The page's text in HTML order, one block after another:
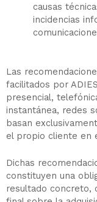
causas
incidencias
Las
facilitados por
presencial,
instantánea, redes
basan
el propio cliente en
Dichas
constituyen una
resultado concreto,